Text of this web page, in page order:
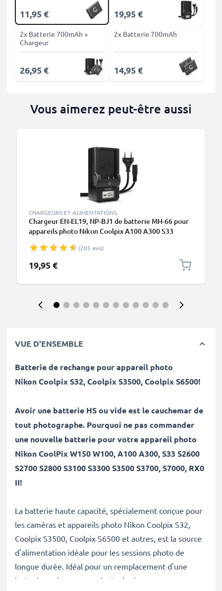
11,95 € 19,95 €
2x Batterie 700mAh +
Chargeur
26,95 €
2x Batterie 700mAh
14,95 €
Vous aimerez peut-être aussi
CHARGEURS ET ALIMENTATIONS
Chargeur EN-EL19, NP-BJ1 de batterie MH-66 pour
appareils photo Nikon Coolpix A100 A300 S33
DSC-RX0 de CELLONIC
(205 avis)
19,95 €
VUE D'ENSEMBLE
Batterie de rechange pour appareil photo
NikonCoolpix S32, Coolpix S3500, Coolpix S6500!
Avoir une batterie HS ou vide est le cauchemar de
tout photographe. Pourquoi ne pas commander
une nouvelle batterie pour votre appareil photo
Nikon CoolPix W150 W100, A100 A300, S33 S2600
S2700 S2800 S3100 S3300 S3500 S3700, S7000, RX0
II!
La batterie haute capacité, spécialement conçue pour
les caméras et appareils photo Nikon Coolpix S32,
Coolpix S3500, Coolpix S6500 et autres, est la source
d'alimentation idéale pour les sessions photo de
longue durée. Idéal pour un remplacement d'une
batterie ancienne ou en batterie de secours pour